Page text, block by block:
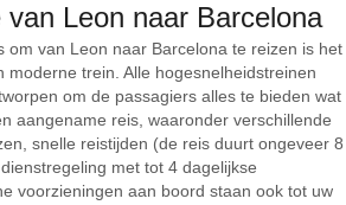
Leon naar Barcelona
om van Leon naar Barcelona te reizen is het
moderne trein. Alle hogesnelheidstreinen
om de passagiers alles te bieden wat
aangename reis, waaronder verschillende
snelle reistijden (de reis duurt ongeveer 8
met tot 4 dagelijkse
voorzieningen aan boord staan ook tot uw